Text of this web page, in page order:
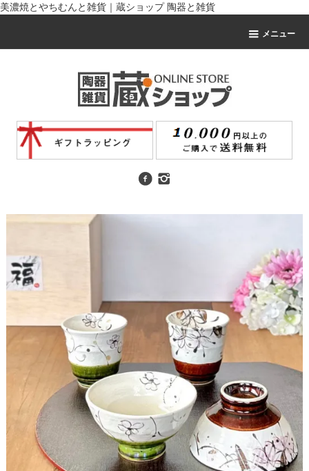
美濃焼とやちむんと雑貨｜蔵ショップ 陶器と雑貨
メニュー